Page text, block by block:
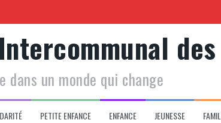
social
un monde qui change
PETITE ENFANCE ENFANCE JEUNESSE